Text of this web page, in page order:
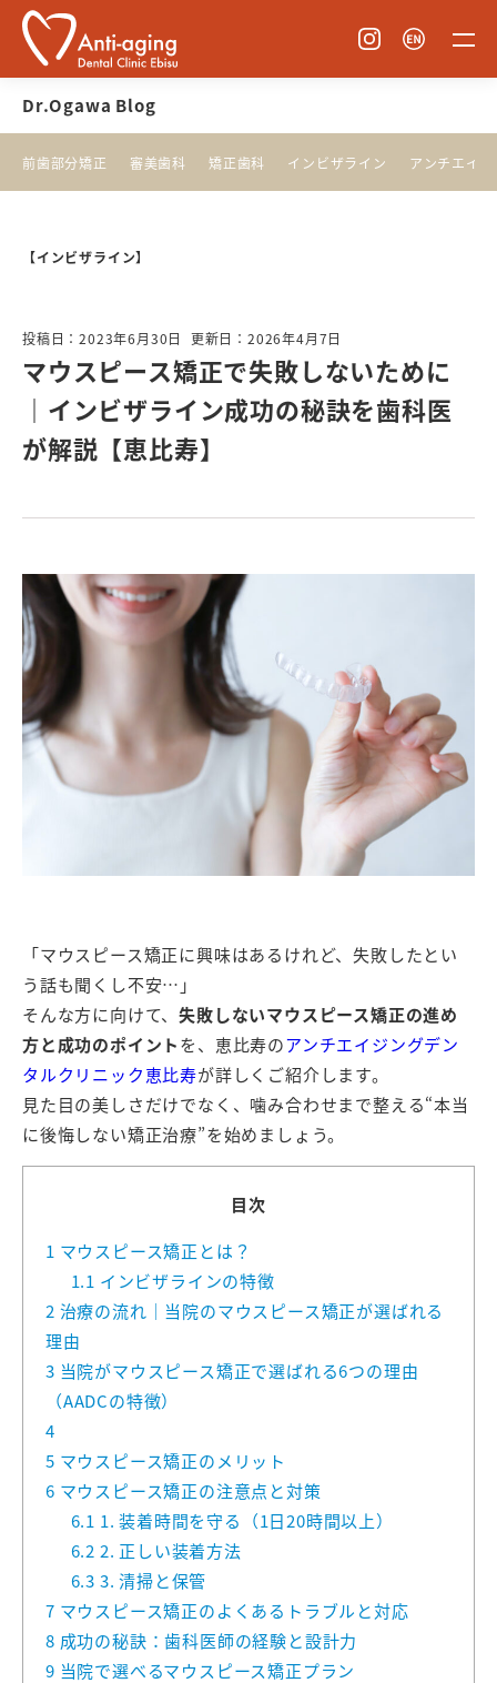
Dr.Ogawa Blog
前歯部分矯正 審美歯科 矯正歯科 インビザライン アンチエイ
【インビザライン】
投稿日：2023年6月30日 更新日：2026年4月7日
マウスピース矯正で失敗しないために
｜インビザライン成功の秘訣を歯科医
が解説【恵比寿】
「マウスピース矯正に興味はあるけれど、失敗したとい
う話も聞くし不安…」
そんな方に向けて、失敗しないマウスピース矯正の進め
方と成功のポイントを、恵比寿のアンチエイジングデン
タルクリニック恵比寿が詳しくご紹介します。
見た目の美しさだけでなく、噛み合わせまで整える“本当
に後悔しない矯正治療”を始めましょう。
目次
1 マウスピース矯正とは？
1.1 インビザラインの特徴
2 治療の流れ｜当院のマウスピース矯正が選ばれる
理由
3 当院がマウスピース矯正で選ばれる6つの理由
（AADCの特徴）
4
5 マウスピース矯正のメリット
6 マウスピース矯正の注意点と対策
6.1 1. 装着時間を守る（1日20時間以上）
6.2 2. 正しい装着方法
6.3 3. 清掃と保管
7 マウスピース矯正のよくあるトラブルと対応
8 成功の秘訣：歯科医師の経験と設計力
9 当院で選べるマウスピース矯正プラン